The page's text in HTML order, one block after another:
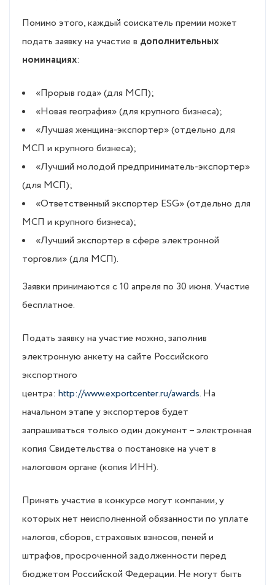
Помимо этого, каждый соискатель премии может
подать заявку на участие в дополнительных
номинациях:
«Прорыв года» (для МСП);
«Новая география» (для крупного бизнеса);
«Лучшая женщина-экспортер» (отдельно для
МСП и крупного бизнеса);
«Лучший молодой предприниматель-экспортер»
(для МСП);
«Ответственный экспортер ESG» (отдельно для
МСП и крупного бизнеса);
«Лучший экспортер в сфере электронной
торговли» (для МСП).
Заявки принимаются с 10 апреля по 30 июня. Участие
бесплатное.
Подать заявку на участие можно, заполнив
электронную анкету на сайте Российского
экспортного
центра: http://www.exportcenter.ru/awards. На
начальном этапе у экспортеров будет
запрашиваться только один документ – электронная
копия Свидетельства о постановке на учет в
налоговом органе (копия ИНН).
Принять участие в конкурсе могут компании, у
которых нет неисполненной обязанности по уплате
налогов, сборов, страховых взносов, пеней и
штрафов, просроченной задолженности перед
бюджетом Российской Федерации. Не могут быть